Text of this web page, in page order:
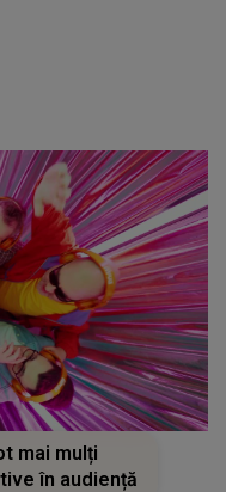
mai mulți
în audiență